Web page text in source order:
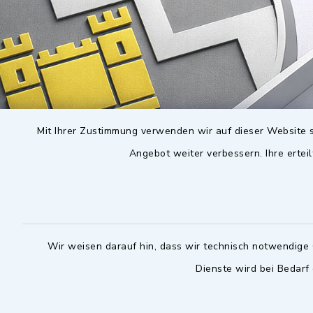
Mit Ihrer Zustimmung verwenden wir auf dieser
Angebot weiter verbessern. Ihre
Wir weisen darauf hin, dass wir technisch
Dienste wird bei